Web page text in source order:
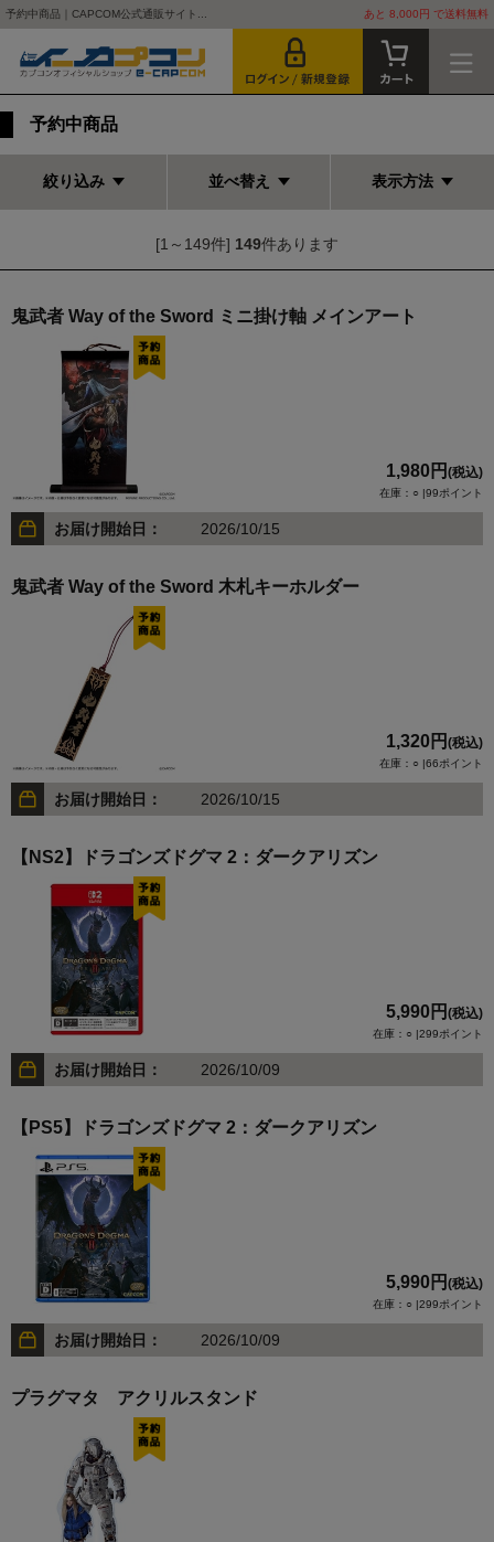
予約中商品｜CAPCOM公式通販サイト... あと 8,000円 で送料無料
予約中商品
絞り込み 並べ替え 表示方法
[1～149件] 149件あります
鬼武者 Way of the Sword ミニ掛け軸 メインアート
1,980円 (税込)
在庫：○ |99ポイント
お届け開始日： 2026/10/15
鬼武者 Way of the Sword 木札キーホルダー
1,320円 (税込)
在庫：○ |66ポイント
お届け開始日： 2026/10/15
【NS2】ドラゴンズドグマ 2：ダークアリズン
5,990円 (税込)
在庫：○ |299ポイント
お届け開始日： 2026/10/09
【PS5】ドラゴンズドグマ 2：ダークアリズン
5,990円 (税込)
在庫：○ |299ポイント
お届け開始日： 2026/10/09
プラグマタ アクリルスタンド